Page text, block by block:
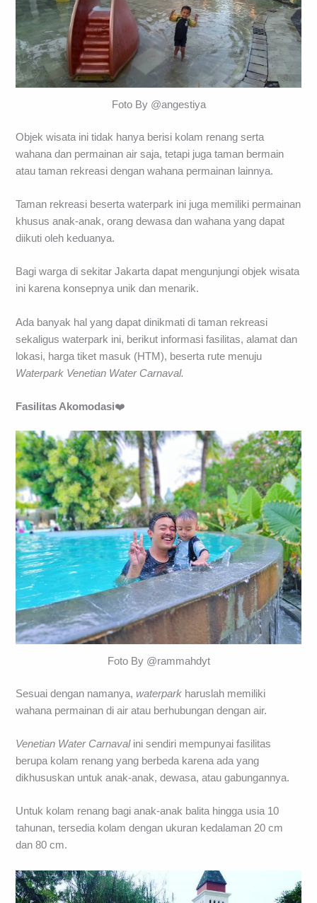
Foto By @angestiya
Objek wisata ini tidak hanya berisi kolam renang serta
wahana dan permainan air saja, tetapi juga taman bermain
atau taman rekreasi dengan wahana permainan lainnya.
Taman rekreasi beserta waterpark ini juga memiliki permainan
khusus anak-anak, orang dewasa dan wahana yang dapat
diikuti oleh keduanya.
Bagi warga di sekitar Jakarta dapat mengunjungi objek wisata
ini karena konsepnya unik dan menarik.
Ada banyak hal yang dapat dinikmati di taman rekreasi
sekaligus waterpark ini, berikut informasi fasilitas, alamat dan
lokasi, harga tiket masuk (HTM), beserta rute menuju
Waterpark Venetian Water Carnaval.
Fasilitas Akomodasi❤️
Foto By @rammahdyt
Sesuai dengan namanya,waterpark haruslah memiliki
wahana permainan di air atau berhubungan dengan air.
Venetian Water Carnavalini sendiri mempunyai fasilitas
berupa kolam renang yang berbeda karena ada yang
dikhususkan untuk anak-anak, dewasa, atau gabungannya.
Untuk kolam renang bagi anak-anak balita hingga usia 10
tahunan, tersedia kolam dengan ukuran kedalaman 20 cm
dan 80 cm.